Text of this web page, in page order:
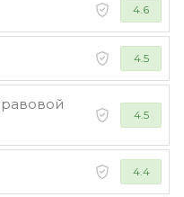
4.6
4.5
4.5
4.4